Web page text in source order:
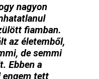
nagyon
fiamban.
az életemből,
de semmi
Ebben a
engem tett